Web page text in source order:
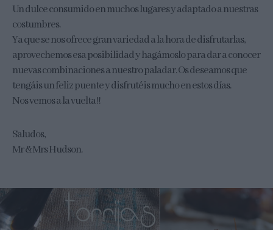
Un dulce consumido en muchos lugares y adaptado a nuestras
costumbres.
Ya que se nos ofrece gran variedad a la hora de disfrutarlas,
aprovechemos esa posibilidad y hagámoslo para dar a conocer
nuevas combinaciones a nuestro paladar. Os deseamos que
tengáis un feliz puente y disfrutéis mucho en estos días.
Nos vemos a la vuelta!!
Saludos,
Mr & Mrs Hudson.